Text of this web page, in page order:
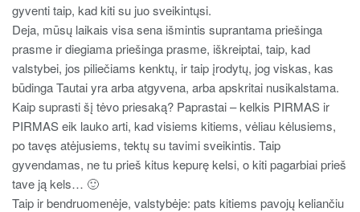
gyventi taip, kad kiti su juo sveikintųsi.
Deja, mūsų laikais visa sena išmintis suprantama priešinga
prasme ir diegiama priešinga prasme, iškreiptai, taip, kad
valstybei, jos piliečiams kenktų, ir taip įrodytų, jog viskas, kas
būdinga Tautai yra arba atgyvena, arba apskritai nusikalstama.
Kaip suprasti šį tėvo priesaką? Paprastai – kelkis PIRMAS ir
PIRMAS eik lauko arti, kad visiems kitiems, vėliau kėlusiems,
po tavęs atėjusiems, tektų su tavimi sveikintis. Taip
gyvendamas, ne tu prieš kitus kepurę kelsi, o kiti pagarbiai prieš
tave ją kels… 🙂
Taip ir bendruomenėje, valstybėje: pats kitiems pavojų keliančiu